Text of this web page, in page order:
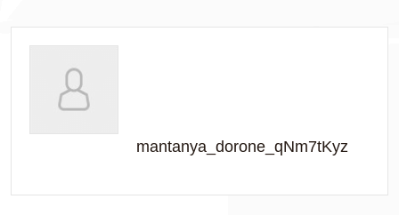
mantanya_dorone_qNm7tKyz